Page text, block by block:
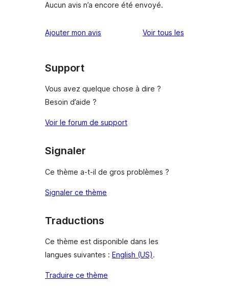
Aucun avis n’a encore été envoyé.
Ajouter mon avis Voir tous les
Support
Vous avez quelque chose à dire ?
Besoin d’aide ?
Voir le forum de support
Signaler
Ce thème a-t-il de gros problèmes ?
Signaler ce thème
Traductions
Ce thème est disponible dans les
langues suivantes : English (US).
Traduire ce thème